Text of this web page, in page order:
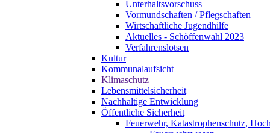
Unterhaltsvorschuss
Vormundschaften / Pflegschaften
Wirtschaftliche Jugendhilfe
Aktuelles - Schöffenwahl 2023
Verfahrenslotsen
Kultur
Kommunalaufsicht
Klimaschutz
Lebensmittelsicherheit
Nachhaltige Entwicklung
Öffentliche Sicherheit
Feuerwehr, Katastrophenschutz,